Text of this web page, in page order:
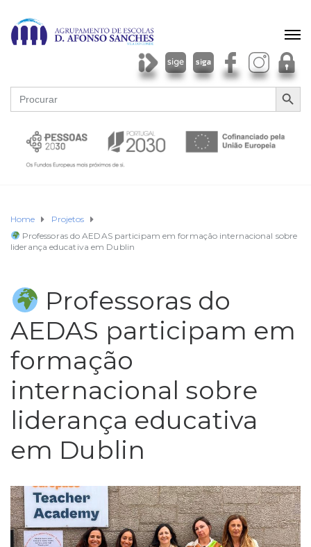
Search
for:
SEARCH
Home
Projetos
Professoras do AEDAS participam em formação internacional sobre
liderança educativa em Dublin
Professoras do
AEDAS participam em
formação
internacional sobre
liderança educativa
em Dublin